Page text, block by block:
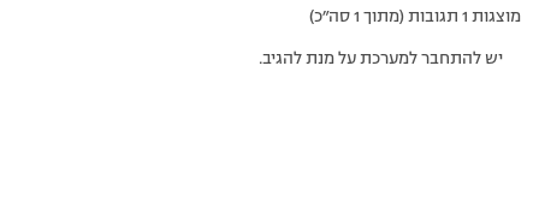
מוצגות 1 תגובות (מתוך 1 סה״כ)
יש להתחבר למערכת על מנת להגיב.